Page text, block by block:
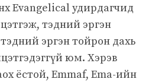
Evangelical удирдагчид
тэдний эргэн
эргэн тойрон дахь
юм. Хэрэв
ёстой, Emmaf, Ema-ийн